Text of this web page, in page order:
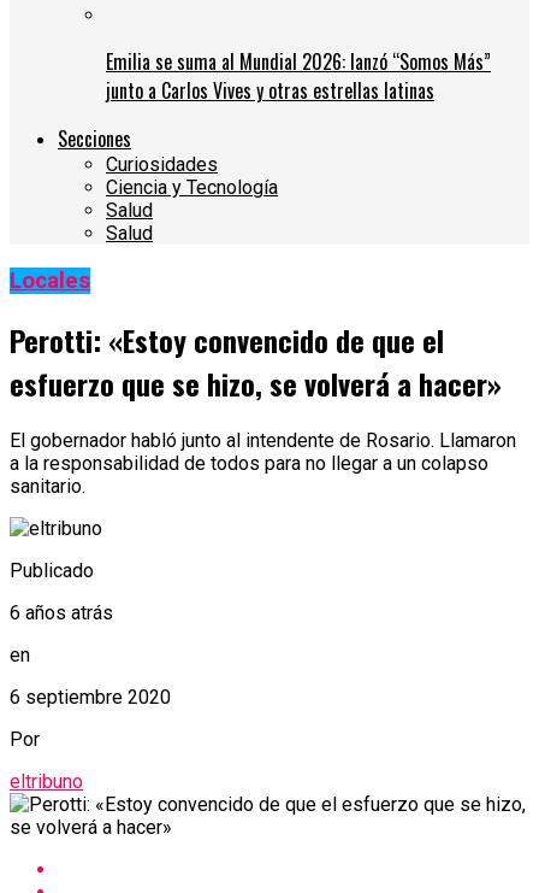
Emilia se suma al Mundial 2026: lanzó “Somos Más”
junto a Carlos Vives y otras estrellas latinas
Secciones
Curiosidades
Ciencia y Tecnología
Salud
Salud
Locales
Perotti: «Estoy convencido de que el
esfuerzo que se hizo, se volverá a hacer»
El gobernador habló junto al intendente de Rosario. Llamaron
a la responsabilidad de todos para no llegar a un colapso
sanitario.
Publicado
6 años atrás
en
6 septiembre 2020
Por
eltribuno